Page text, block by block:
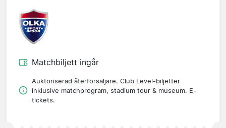
Matchbiljett ingår
Auktoriserad återförsäljare. Club Level-biljetter
inklusive matchprogram, stadium tour & museum. E-
tickets.